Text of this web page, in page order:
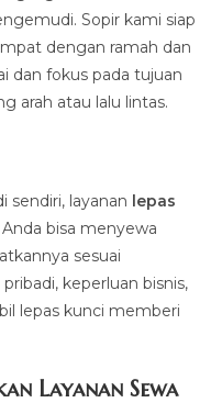
Sopir kami siap
dengan ramah dan
dan fokus pada tujuan
arah atau lalu lintas.
sendiri, layanan lepas
bisa menyewa
sesuai
keperluan bisnis,
lepas kunci memberi
Layanan Sewa